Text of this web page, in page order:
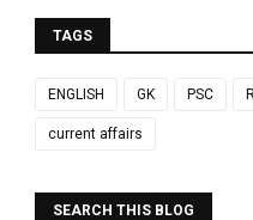
TAGS
ENGLISH GK PSC
current affairs
SEARCH THIS BLOG